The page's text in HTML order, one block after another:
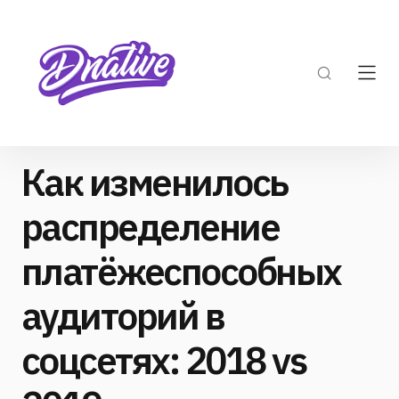
Как изменилось
распределение
платёжеспособных
аудиторий в
соцсетях: 2018 vs